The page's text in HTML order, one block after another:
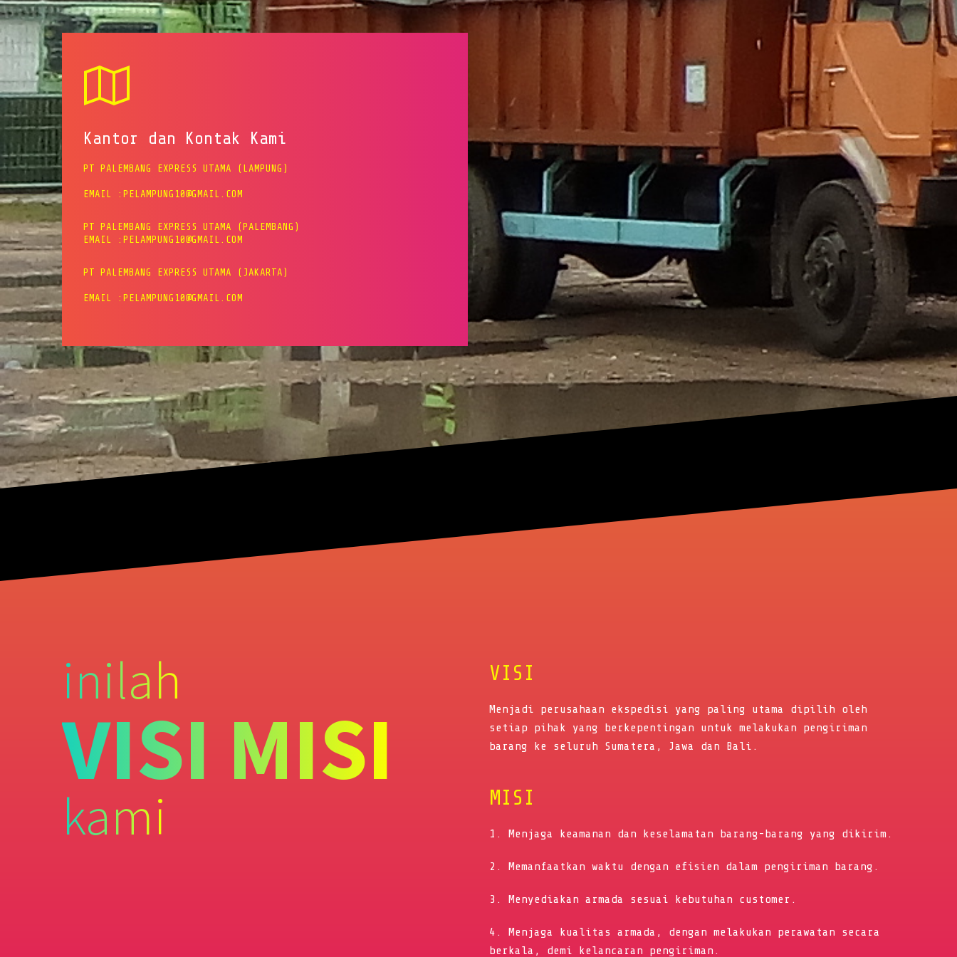
Kantor dan Kontak Kami
PT PALEMBANG EXPRESS UTAMA (LAMPUNG)
EMAIL :PELAMPUNG10@GMAIL.COM
PT PALEMBANG EXPRESS UTAMA (PALEMBANG)
EMAIL :PELAMPUNG10@GMAIL.COM
PT PALEMBANG EXPRESS UTAMA (JAKARTA)
EMAIL :PELAMPUNG10@GMAIL.COM
inilah
VISI MISI
kami
VISI
Menjadi perusahaan ekspedisi yang paling utama dipilih oleh
setiap pihak yang berkepentingan untuk melakukan pengiriman
barang ke seluruh Sumatera, Jawa dan Bali.
MISI
1. Menjaga keamanan dan keselamatan barang-barang yang dikirim.
2. Memanfaatkan waktu dengan efisien dalam pengiriman barang.
3. Menyediakan armada sesuai kebutuhan customer.
4. Menjaga kualitas armada, dengan melakukan perawatan secara
berkala, demi kelancaran pengiriman.